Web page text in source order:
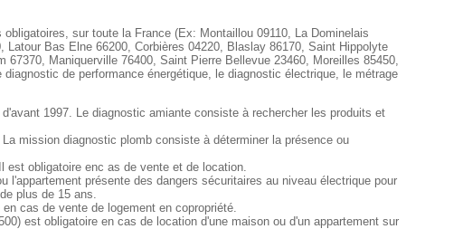
sur toute la France (Ex: Montaillou 09110, La Dominelais
Bas Elne 66200, Corbières 04220, Blaslay 86170, Saint Hippolyte
Maniquerville 76400, Saint Pierre Bellevue 23460, Moreilles 85450,
de performance énergétique, le diagnostic électrique, le métrage
1997. Le diagnostic amiante consiste à rechercher les produits et
mission diagnostic plomb consiste à déterminer la présence ou
est obligatoire enc as de vente et de location.
présente des dangers sécuritaires au niveau électrique pour
plus de 15 ans.
cas de vente de logement en copropriété.
est obligatoire en cas de location d'une maison ou d'un appartement sur